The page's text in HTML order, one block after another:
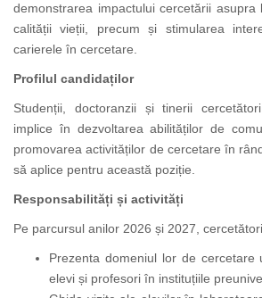
demonstrarea impactului cercetării asupra
calității vieții, precum și stimularea
carierele în cercetare.
Profilul candidaților
Studenții, doctoranzii și tinerii
implice în dezvoltarea abilităților de
promovarea activităților de cercetare în
să aplice pentru această poziție.
Responsabilități și activități
Pe parcursul anilor 2026 și 2027,
Prezenta domeniul lor de cercetare
elevi și profesori în instituțiile